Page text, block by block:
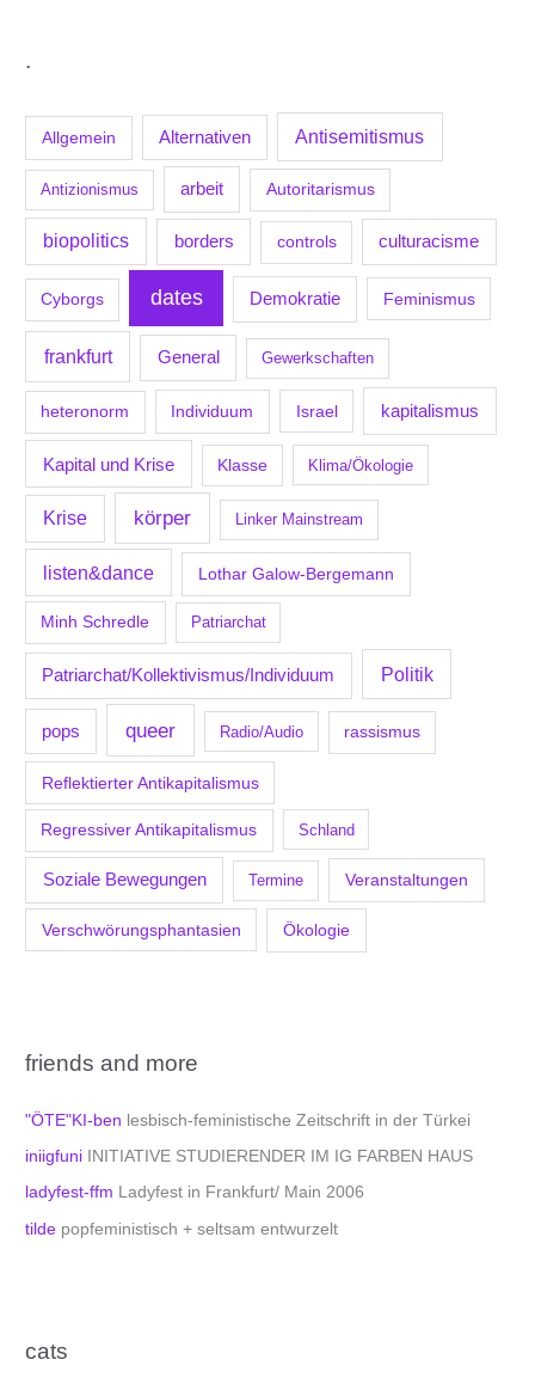
.
Allgemein Alternativen Antisemitismus
Antizionismus arbeit Autoritarismus
biopolitics borders controls culturacisme
Cyborgs dates Demokratie Feminismus
frankfurt General Gewerkschaften
heteronorm Individuum Israel kapitalismus
Kapital und Krise Klasse Klima/Ökologie
Krise körper Linker Mainstream
listen&dance Lothar Galow-Bergemann
Minh Schredle Patriarchat
Patriarchat/Kollektivismus/Individuum Politik
pops queer Radio/Audio rassismus
Reflektierter Antikapitalismus
Regressiver Antikapitalismus Schland
Soziale Bewegungen Termine Veranstaltungen
Verschwörungsphantasien Ökologie
friends and more
"ÖTE"KI-ben lesbisch-feministische Zeitschrift in der Türkei
iniigfuni INITIATIVE STUDIERENDER IM IG FARBEN HAUS
ladyfest-ffm Ladyfest in Frankfurt/ Main 2006
tilde popfeministisch + seltsam entwurzelt
cats